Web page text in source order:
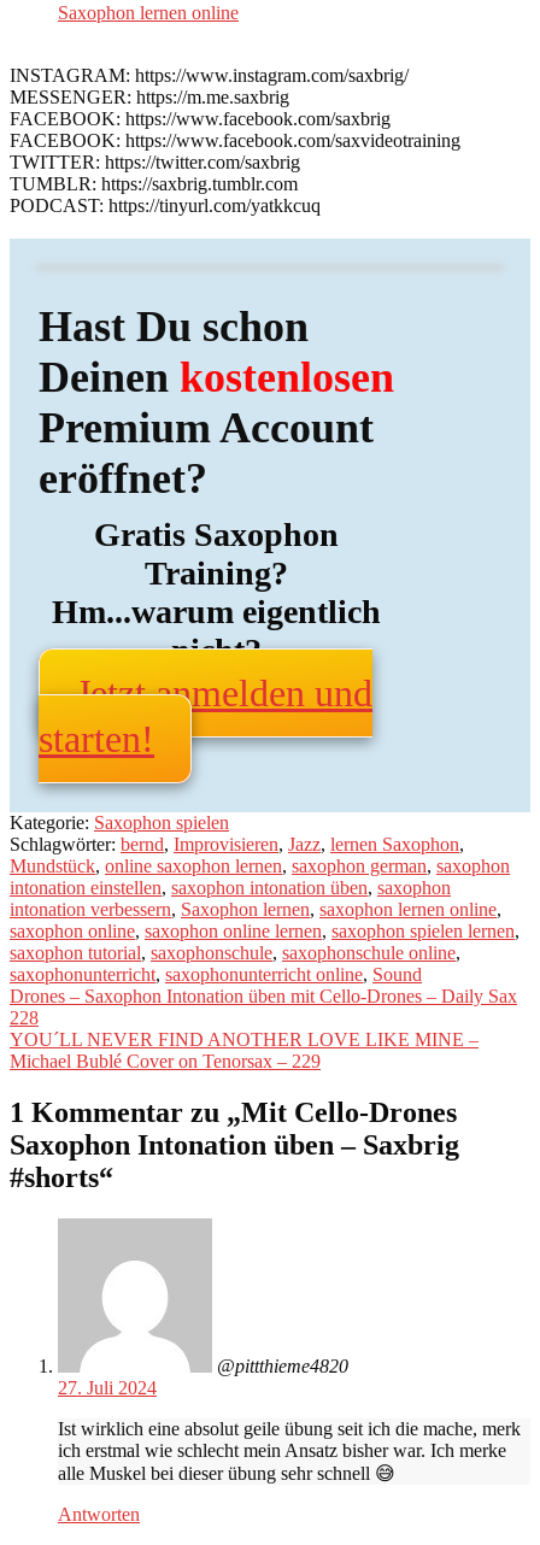
Saxophon lernen online
INSTAGRAM: https://www.instagram.com/saxbrig/
MESSENGER: https://m.me.saxbrig
FACEBOOK: https://www.facebook.com/saxbrig
FACEBOOK: https://www.facebook.com/saxvideotraining
TWITTER: https://twitter.com/saxbrig
TUMBLR: https://saxbrig.tumblr.com
PODCAST: https://tinyurl.com/yatkkcuq
Hast Du schon
Deinen kostenlosen
Premium Account
eröffnet?
Gratis Saxophon
Training?
Hm...warum eigentlich
nicht?
Jetzt anmelden und
starten!
Kategorie: Saxophon spielen
Schlagwörter: bernd, Improvisieren, Jazz, lernen Saxophon,
Mundstück, online saxophon lernen, saxophon german, saxophon
intonation einstellen, saxophon intonation üben, saxophon
intonation verbessern, Saxophon lernen, saxophon lernen online,
saxophon online, saxophon online lernen, saxophon spielen lernen,
saxophon tutorial, saxophonschule, saxophonschule online,
saxophonunterricht, saxophonunterricht online, Sound
Beitragsnavigation
Vorheriger
Beitrag:
Drones – Saxophon Intonation üben mit Cello-Drones – Daily Sax
228
Nächster
Beitrag:
YOU´LL NEVER FIND ANOTHER LOVE LIKE MINE –
Michael Bublé Cover on Tenorsax – 229
1 Kommentar zu „Mit Cello-Drones
Saxophon Intonation üben – Saxbrig
#shorts“
@pittthieme4820
27. Juli 2024
Ist wirklich eine absolut geile übung seit ich die mache, merk
ich erstmal wie schlecht mein Ansatz bisher war. Ich merke
alle Muskel bei dieser übung sehr schnell 😅
Antworten